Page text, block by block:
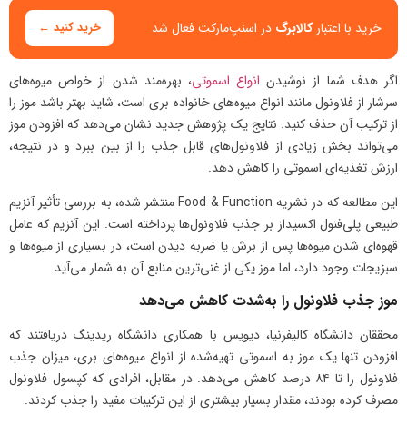
خرید با اعتبارکالابرگ در اسنپ‌مارکت فعال شد خرید کنید ←
اگر هدف شما از نوشیدن انواع اسموتی، بهره‌مند شدن از خواص میوه‌های
سرشار از فلاونول مانند انواع میوه‌های خانواده بری است، شاید بهتر باشد موز را
از ترکیب آن حذف کنید. نتایج یک پژوهش جدید نشان می‌دهد که افزودن موز
می‌تواند بخش زیادی از فلاونول‌های قابل جذب را از بین ببرد و در نتیجه،
ارزش تغذیه‌ای اسموتی را کاهش دهد.
این مطالعه که در نشریه Food & Function منتشر شده، به بررسی تأثیر آنزیم
طبیعی پلی‌فنول اکسیداز بر جذب فلاونول‌ها پرداخته است. این آنزیم که عامل
قهوه‌ای شدن میوه‌ها پس از برش یا ضربه دیدن است، در بسیاری از میوه‌ها و
سبزیجات وجود دارد، اما موز یکی از غنی‌ترین منابع آن به شمار می‌آید.
موز جذب فلاونول را به‌شدت کاهش می‌دهد
محققان دانشگاه کالیفرنیا، دیویس با همکاری دانشگاه ریدینگ دریافتند که
افزودن تنها یک موز به اسموتی تهیه‌شده از انواع میوه‌های بری، میزان جذب
فلاونول را تا ۸۴ درصد کاهش می‌دهد. در مقابل، افرادی که کپسول فلاونول
مصرف کرده بودند، مقدار بسیار بیشتری از این ترکیبات مفید را جذب کردند.